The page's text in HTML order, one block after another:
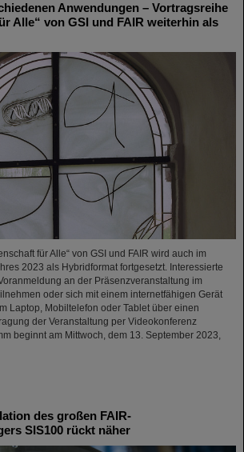
Anwendungen – Vortragsreihe
Alle“ von GSI und FAIR weiterhin als
für Alle“ von GSI und FAIR wird auch im
2023 als Hybridformat fortgesetzt. Interessierte
an der Präsenzveranstaltung im
oder sich mit einem internetfähigen Gerät
Laptop, Mobiltelefon oder Tablet über einen
der Veranstaltung per Videokonferenz
beginnt am Mittwoch, dem 13. September 2023,
des großen FAIR-
SIS100 rückt näher